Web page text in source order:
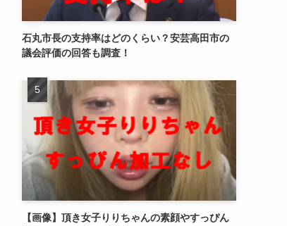
石丸市長の支持率はどのくらい？安芸高田市の
議会評価の回答も調査！
【画像】頂き女子りりちゃんの素顔やすっぴん